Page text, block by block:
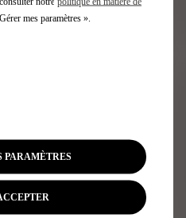
mes paramètres ».
PARAMÈTRES